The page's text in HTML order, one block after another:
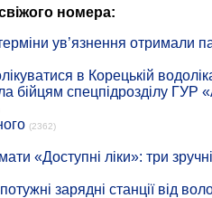
номера:
ув’язнення отримали
в Корецькій
бійцям спецпідрозділу ГУР
(2362)
«Доступні ліки»: три зручні
зарядні станції від